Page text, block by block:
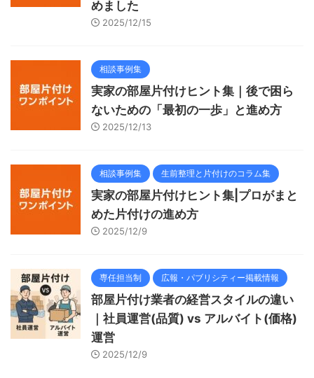
めました
2025/12/15
相談事例集
実家の部屋片付けヒント集｜後で困ら
ないための「最初の一歩」と進め方
2025/12/13
相談事例集 生前整理と片付けのコラム集
実家の部屋片付けヒント集|プロがまと
めた片付けの進め方
2025/12/9
専任担当制 広報・パブリシティー掲載情報
部屋片付け業者の経営スタイルの違い
｜社員運営(品質) vs アルバイト(価格)
運営
2025/12/9